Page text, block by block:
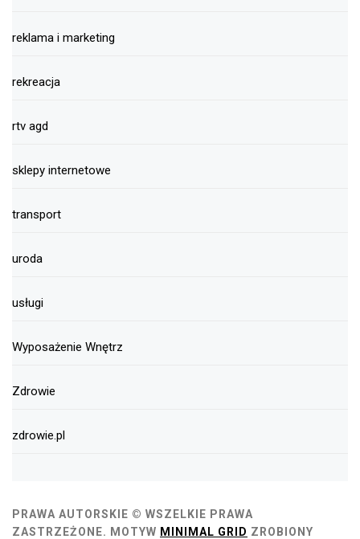
reklama i marketing
rekreacja
rtv agd
sklepy internetowe
transport
uroda
usługi
Wyposażenie Wnętrz
Zdrowie
zdrowie.pl
PRAWA AUTORSKIE © WSZELKIE PRAWA
ZASTRZEŻONE. MOTYW MINIMAL GRID ZROBIONY